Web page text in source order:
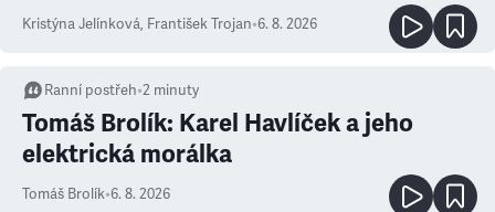
Kristýna Jelínková, František Trojan•6. 8. 2026
Ranní postřeh•2 minuty
Tomáš Brolík: Karel Havlíček a jeho
elektrická morálka
Tomáš Brolík•6. 8. 2026